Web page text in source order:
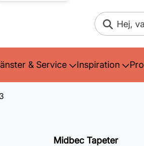
Sök
& Service Inspiration
Midbec Tapeter